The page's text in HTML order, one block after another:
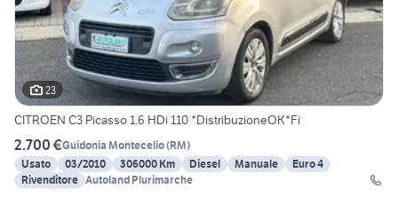
23
CITROEN C3 Picasso 1.6 HDi 110 *DistribuzioneOK*Fi
2.700 €Guidonia Montecelio(RM)
Usato
03/2010 306000 Km Diesel Manuale
Euro 4
Rivenditore Autoland Plurimarche